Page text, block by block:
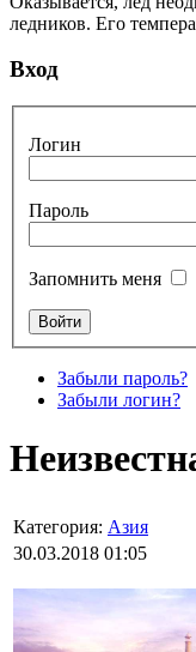
ледников. Его
Вход
Логин
Пароль
Запомнить меня
Забыли пароль?
Забыли логин?
Категория: Азия
30.03.2018 01:05